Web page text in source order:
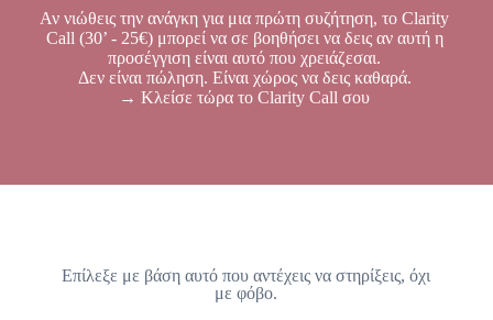
Αν νιώθεις την ανάγκη για μια πρώτη συζήτηση, το Clarity
Call (30’ - 25€) μπορεί να σε βοηθήσει να δεις αν αυτή η
προσέγγιση είναι αυτό που χρειάζεσαι.
Δεν είναι πώληση. Είναι χώρος να δεις καθαρά.
→ Κλείσε τώρα το Clarity Call σου
Επίλεξε με βάση αυτό που αντέχεις να στηρίξεις, όχι
με φόβο.